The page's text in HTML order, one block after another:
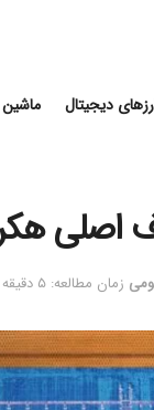
دیجیتال
اصلی
زمان مطالعه: ۵ دقیقه